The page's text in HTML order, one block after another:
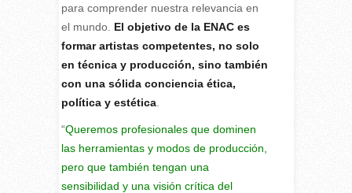
para comprender nuestra relevancia en
el mundo. El objetivo de la ENAC es
formar artistas competentes, no solo
en técnica y producción, sino también
con una sólida conciencia ética,
política y estética.
“Queremos profesionales que dominen
las herramientas y modos de producción,
pero que también tengan una
sensibilidad y una visión crítica del